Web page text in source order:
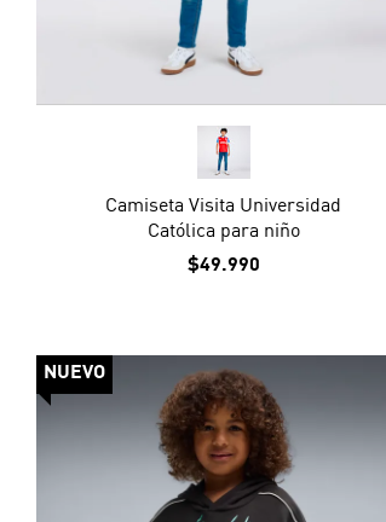
Camiseta Visita Universidad
Católica para niño
$49.990
NUEVO